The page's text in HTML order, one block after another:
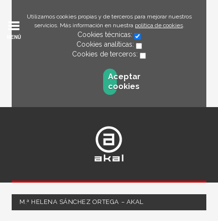
Utilizamos cookies propias y de terceros para mejorar nuestros
servicios. Más información en nuestra política de cookies.
Cookies técnicas:
Cookies analíticas:
Cookies de terceros:
Aceptar
cookies
MENÚ
M.ª HELENA SÁNCHEZ ORTEGA – AKAL